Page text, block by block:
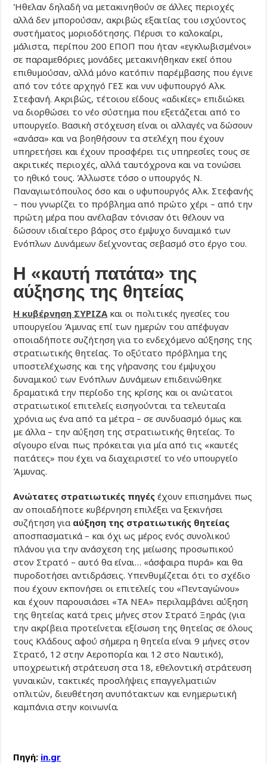
Ήθελαν δηλαδή να μετακινηθούν σε άλλες περιοχές
αλλά δεν μπορούσαν, ακριβώς εξαιτίας του ισχύοντος
συστήματος μοριοδότησης. Πέρυσι το καλοκαίρι,
μάλιστα, περίπου 200 ΕΠΟΠ που ήταν «εγκλωβισμένοι»
σε παραμεθόριες μονάδες μετακινήθηκαν εκεί όπου
επιθυμούσαν, αλλά μόνο κατόπιν παρέμβασης που έγινε
από τον τότε αρχηγό ΓΕΣ και νυν υφυπουργό Αλκ.
Στεφανή. Ακριβώς, τέτοιου είδους «αδικίες» επιδιώκει
να διορθώσει το νέο σύστημα που εξετάζεται από το
υπουργείο. Βασική στόχευση είναι οι αλλαγές να δώσουν
«ανάσα» και να βοηθήσουν τα στελέχη που έχουν
υπηρετήσει και έχουν προσφέρει τις υπηρεσίες τους σε
ακριτικές περιοχές, αλλά ταυτόχρονα και να τονώσει
το ηθικό τους. Άλλωστε τόσο ο υπουργός Ν.
Παναγιωτόπουλος όσο και ο υφυπουργός Αλκ. Στεφανής
– που γνωρίζει το πρόβλημα από πρώτο χέρι – από την
πρώτη μέρα που ανέλαβαν τόνισαν ότι θέλουν να
δώσουν ιδιαίτερο βάρος στο έμψυχο δυναμικό των
Ενόπλων Δυνάμεων δείχνοντας σεβασμό στο έργο του.
Η «καυτή πατάτα» της
αύξησης της θητείας
Η κυβέρνηση ΣΥΡΙΖΑκαι οι πολιτικές ηγεσίες του
υπουργείου Άμυνας επί των ημερών του απέφυγαν
οποιαδήποτε συζήτηση για το ενδεχόμενο αύξησης της
στρατιωτικής θητείας. Το οξύτατο πρόβλημα της
υποστελέχωσης και της γήρανσης του έμψυχου
δυναμικού των Ενόπλων Δυνάμεων επιδεινώθηκε
δραματικά την περίοδο της κρίσης και οι ανώτατοι
στρατιωτικοί επιτελείς εισηγούνται τα τελευταία
χρόνια ως ένα από τα μέτρα – σε συνδυασμό όμως και
με άλλα – την αύξηση της στρατιωτικής θητείας. Το
σίγουρο είναι πως πρόκειται για μία από τις «καυτές
πατάτες» που έχει να διαχειριστεί το νέο υπουργείο
Άμυνας.
Ανώτατες στρατιωτικές πηγές έχουν επισημάνει πως
αν οποιαδήποτε κυβέρνηση επιλέξει να ξεκινήσει
συζήτηση για αύξηση της στρατιωτικής θητείας
αποσπασματικά – και όχι ως μέρος ενός συνολικού
πλάνου για την ανάσχεση της μείωσης προσωπικού
στον Στρατό – αυτό θα είναι… «άσφαιρα πυρά» και θα
πυροδοτήσει αντιδράσεις. Υπενθυμίζεται ότι το σχέδιο
που έχουν εκπονήσει οι επιτελείς του «Πενταγώνου»
και έχουν παρουσιάσει «ΤΑ ΝΕΑ» περιλαμβάνει αύξηση
της θητείας κατά τρεις μήνες στον Στρατό Ξηράς (για
την ακρίβεια προτείνεται εξίσωση της θητείας σε όλους
τους Κλάδους αφού σήμερα η θητεία είναι 9 μήνες στον
Στρατό, 12 στην Αεροπορία και 12 στο Ναυτικό),
υποχρεωτική στράτευση στα 18, εθελοντική στράτευση
γυναικών, τακτικές προσλήψεις επαγγελματιών
οπλιτών, διευθέτηση ανυπότακτων και ενημερωτική
καμπάνια στην κοινωνία.
Πηγή: in.gr